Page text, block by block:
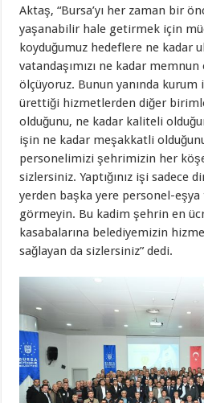
Aktaş, “Bursa’yı her zaman bir
yaşanabilir hale getirmek için
koyduğumuz hedeflere ne kadar
vatandaşımızı ne kadar
ölçüyoruz. Bunun yanında
ürettiği hizmetlerden diğer
olduğunu, ne kadar kaliteli
işin ne kadar meşakkatli
personelimizi şehrimizin her
sizlersiniz. Yaptığınız işi sadece
yerden başka yere personel-
görmeyin. Bu kadim şehrin en
kasabalarına belediyemizin
sağlayan da sizlersiniz” dedi.